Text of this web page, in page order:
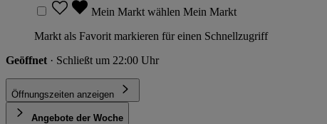
Mein Markt wählen Mein Markt
Markt als Favorit markieren für einen Schnellzugriff
Geöffnet · Schließt um 22:00 Uhr
Öffnungszeiten anzeigen
Angebote der Woche